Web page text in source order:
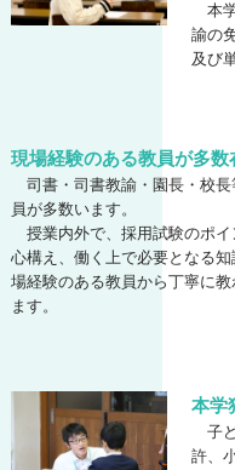
本
諭の
及び
現場経験のある教員が多数
司書・司書教諭・園長・校長
員が多数います。
授業内外で、採用試験のポイ
心構え、働く上で必要となる
場経験のある教員から丁寧に教
ます。
本学
子
許、